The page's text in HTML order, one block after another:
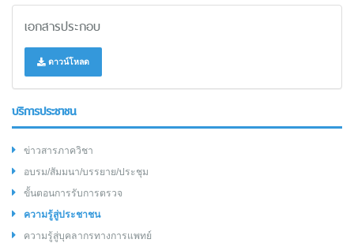
เอกสารประกอบ
ดาวน์โหลด
บริการประชาชน
ข่าวสารภาควิชา
อบรม/สัมมนา/บรรยาย/ประชุม
ขั้นตอนการรับการตรวจ
ความรู้สู่ประชาชน
ความรู้สู่บุคลากรทางการแพทย์